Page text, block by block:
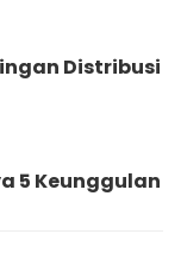
Distribusi
5 Keunggulan